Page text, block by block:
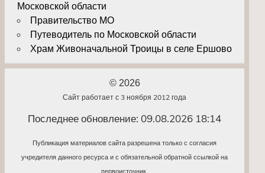
Московской области
Правительство МО
Путеводитель по Московской области
Храм Живоначальной Троицы в селе Ершово
© 2026
Сайт работает с 3 ноября 2012 года
Последнее обновление: 09.08.2026 18:14
Публикация материалов сайта разрешена только с согласия
учредителя данного ресурса и с обязательной обратной ссылкой на
первоисточник.